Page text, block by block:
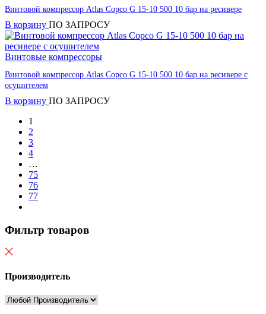
Винтовой компрессор Atlas Copco G 15-10 500 10 бар на ресивере
В корзину ПО ЗАПРОСУ
Винтовые компрессоры
Винтовой компрессор Atlas Copco G 15-10 500 10 бар на ресивере с
осушителем
В корзину ПО ЗАПРОСУ
1
2
3
4
…
75
76
77
Фильтр товаров
Производитель